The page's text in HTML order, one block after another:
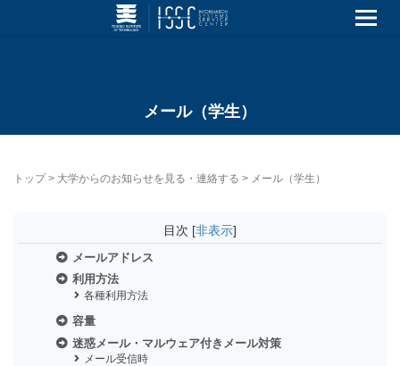
メール（学生）
トップ> 大学からのお知らせを見る・連絡する > メール（学生）
目次 [非表示]
メールアドレス
利用方法
各種利用方法
容量
迷惑メール・マルウェア付きメール対策
メール受信時